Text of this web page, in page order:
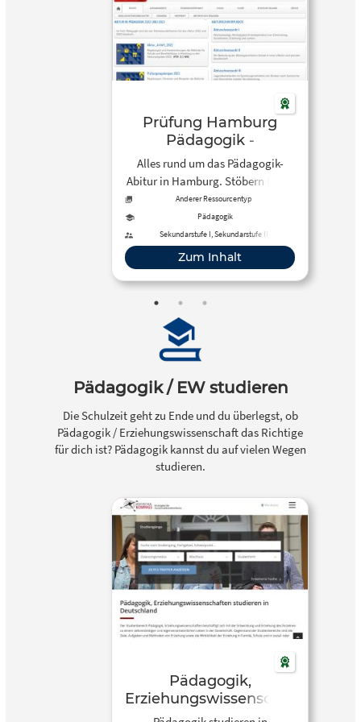
Prüfung Hamburg
Pädagogik -
Hamburger
Bildungsserver
Alles rund um das Pädagogik-
Abitur in Hamburg. Stöbern lohnt
sich auch, wenn du aus einem
anderen Bundesland kommst.
Anderer Ressourcentyp
Pädagogik
Sekundarstufe I, Sekundarstufe II
Zum Inhalt
Pädagogik / EW studieren
Die Schulzeit geht zu Ende und du überlegst, ob
Pädagogik / Erziehungswissenschaft das Richtige
für dich ist? Pädagogik kannst du auf vielen Wegen
studieren.
Pädagogik,
Erziehungswissenschaf
ten |